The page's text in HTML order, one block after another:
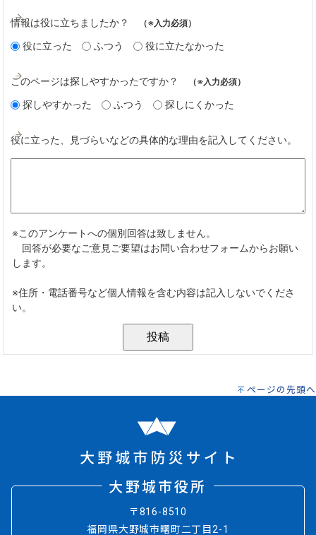
ページの先頭へ
大野城市役所
〒816-8510
福岡県大野城市曙町二丁目2-1